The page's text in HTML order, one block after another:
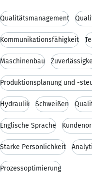
Qualitätsmanagement
Kommunikationsfähigkeit
Maschinenbau
Produktionsplanung und -
Hydraulik Schweißen
Englische Sprache
Starke Persönlichkeit
Prozessoptimierung